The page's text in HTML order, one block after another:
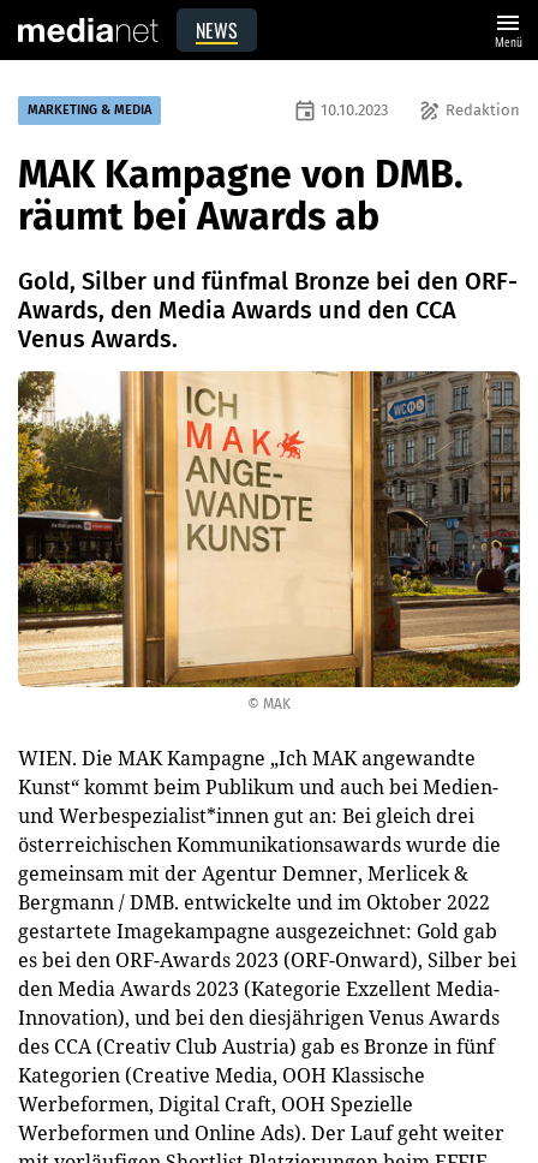
NEWS menu
Menü
© MAK
MARKETING & MEDIA draw Redaktion
event 10.10.2023
MAK Kampagne von DMB.
räumt bei Awards ab
Gold, Silber und fünfmal Bronze bei den ORF-
Awards, den Media Awards und den CCA
Venus Awards.
WIEN. Die MAK Kampagne „Ich MAK angewandte
Kunst“ kommt beim Publikum und auch bei Medien-
und Werbespezialist*innen gut an: Bei gleich drei
österreichischen Kommunikationsawards wurde die
gemeinsam mit der Agentur Demner, Merlicek &
Bergmann / DMB. entwickelte und im Oktober 2022
gestartete Imagekampagne ausgezeichnet: Gold gab
es bei den ORF-Awards 2023 (ORF-Onward), Silber bei
den Media Awards 2023 (Kategorie Exzellent Media-
Innovation), und bei den diesjährigen Venus Awards
des CCA (Creativ Club Austria) gab es Bronze in fünf
Kategorien (Creative Media, OOH Klassische
Werbeformen, Digital Craft, OOH Spezielle
Werbeformen und Online Ads). Der Lauf geht weiter